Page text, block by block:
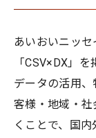
あいおいニッ
「CSV×DX」
データの活用
客様・地域・
くことで、国